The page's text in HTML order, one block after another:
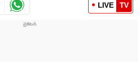
LIVE TV